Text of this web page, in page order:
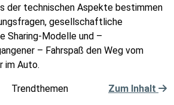
der technischen Aspekte bestimmen
gesellschaftliche
Sharing-Modelle und –
– Fahrspaß den Weg vom
im Auto.
Trendthemen Zum Inhalt